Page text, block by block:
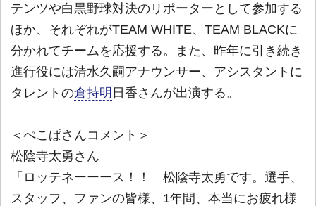
テンツや白黒野球対決のリポーターとして参加する
ほか、それぞれがTEAM WHITE、TEAM BLACKに
分かれてチームを応援する。また、昨年に引き続き
進行役には清水久嗣アナウンサー、アシスタントに
タレントの倉持明 日香さんが出演する。
＜ぺこぱさんコメント＞
松陰寺太勇さん
「ロッテネーーース！！ 松陰寺太勇です。選手、
スタッフ、ファンの皆様、1年間、本当にお疲れ様